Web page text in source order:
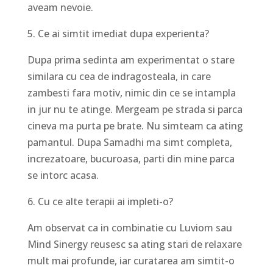
aveam nevoie.
5. Ce ai simtit imediat dupa experienta?
Dupa prima sedinta am experimentat o stare
similara cu cea de indragosteala, in care
zambesti fara motiv, nimic din ce se intampla
in jur nu te atinge. Mergeam pe strada si parca
cineva ma purta pe brate. Nu simteam ca ating
pamantul. Dupa Samadhi ma simt completa,
increzatoare, bucuroasa, parti din mine parca
se intorc acasa.
6. Cu ce alte terapii ai impleti-o?
Am observat ca in combinatie cu Luviom sau
Mind Sinergy reusesc sa ating stari de relaxare
mult mai profunde, iar curatarea am simtit-o